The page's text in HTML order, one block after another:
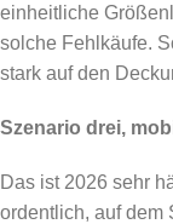
einheitliche
solche Fehlkäufe.
stark auf den
Szenario drei,
Das ist 2026 sehr
ordentlich, auf dem